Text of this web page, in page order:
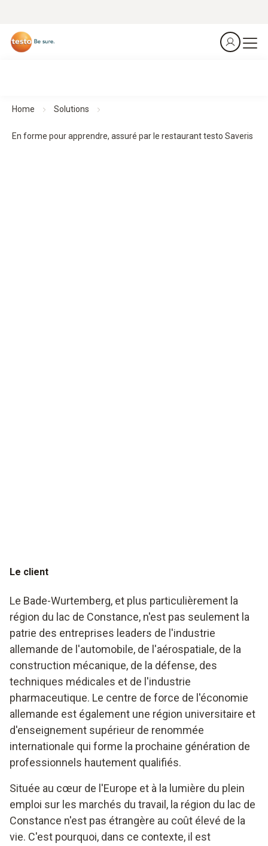
Home Solutions
En forme pour apprendre, assuré par le restaurant testo Saveris
Le client
Le Bade-Wurtemberg, et plus particulièrement la
région du lac de Constance, n'est pas seulement la
patrie des entreprises leaders de l'industrie
allemande de l'automobile, de l'aérospatiale, de la
construction mécanique, de la défense, des
techniques médicales et de l'industrie
pharmaceutique. Le centre de force de l'économie
allemande est également une région universitaire et
d'enseignement supérieur de renommée
internationale qui forme la prochaine génération de
professionnels hautement qualifiés.
Située au cœur de l'Europe et à la lumière du plein
emploi sur les marchés du travail, la région du lac de
Constance n'est pas étrangère au coût élevé de la
vie. C'est pourquoi, dans ce contexte, il est